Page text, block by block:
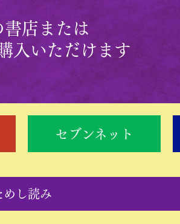
書店または
入いただけます
セブンネット
めし読み